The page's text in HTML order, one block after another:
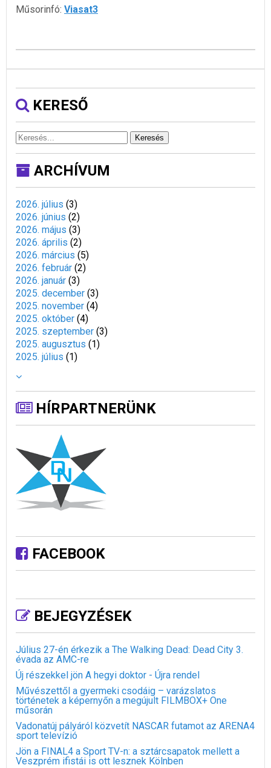
Műsorinfó: Viasat3
KERESŐ
Keresés
ARCHÍVUM
2026. július (3)
2026. június (2)
2026. május (3)
2026. április (2)
2026. március (5)
2026. február (2)
2026. január (3)
2025. december (3)
2025. november (4)
2025. október (4)
2025. szeptember (3)
2025. augusztus (1)
2025. július (1)
HÍRPARTNERÜNK
FACEBOOK
BEJEGYZÉSEK
Július 27-én érkezik a The Walking Dead: Dead City 3.
évada az AMC-re
Új részekkel jön A hegyi doktor - Újra rendel
Művészettől a gyermeki csodáig – varázslatos
történetek a képernyőn a megújult FILMBOX+ One
műsorán
Vadonatúj pályáról közvetít NASCAR futamot az ARENA4
sport televízió
Jön a FINAL4 a Sport TV-n: a sztárcsapatok mellett a
Veszprém ifistái is ott lesznek Kölnben